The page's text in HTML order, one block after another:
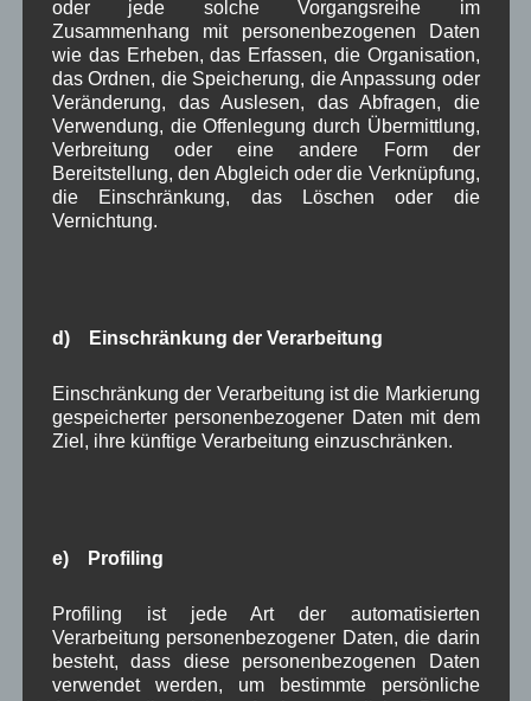
in Wallgau Bildergalerie Kunsthandwerk
Veranstaltung
Christbäume entsorgen
Christbäume können
am Wertstoffhof
Di. 15.00 – 17.00
in den bereitgestellten Container eingeworfen
werden.
Quelle: Aushang am Rathaus Wallgau
Aushang Rathaus,in Wallgau
oder jede solche Vorgangsreihe im
Zusammenhang mit personenbezogenen Daten
wie das Erheben, das Erfassen, die Organisation,
das Ordnen, die Speicherung, die Anpassung oder
Veränderung, das Auslesen, das Abfragen, die
Verwendung, die Offenlegung durch Übermittlung,
Verbreitung oder eine andere Form der
Bereitstellung, den Abgleich oder die Verknüpfung,
die Einschränkung, das Löschen oder die
Vernichtung.
d) Einschränkung der Verarbeitung
Einschränkung der Verarbeitung ist die Markierung
gespeicherter personenbezogener Daten mit dem
Ziel, ihre künftige Verarbeitung einzuschränken.
e) Profiling
Profiling ist jede Art der automatisierten
Verarbeitung personenbezogener Daten, die darin
besteht, dass diese personenbezogenen Daten
verwendet werden, um bestimmte persönliche